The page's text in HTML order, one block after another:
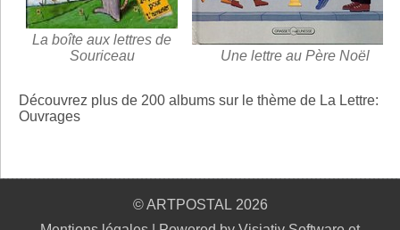
La boîte aux lettres de
Souriceau
Une lettre au Père Noël
Découvrez plus de 200 albums sur le thème de La Lettre:
Ouvrages
© ARTPOSTAL 2026